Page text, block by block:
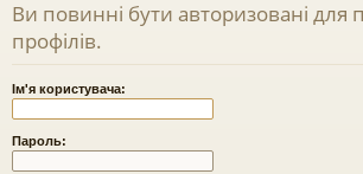
до
ст
уп
Ви повинні бути авторизовані для
профілів.
Ім'я користувача:
Пароль: